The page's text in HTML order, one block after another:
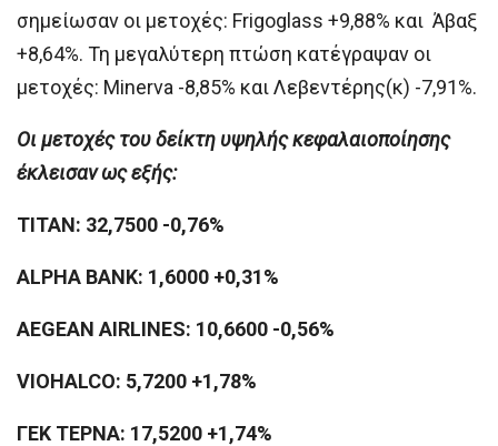
σημείωσαν οι μετοχές: Frigoglass +9,88% και Άβαξ
+8,64%. Τη μεγαλύτερη πτώση κατέγραψαν οι
μετοχές: Minerva -8,85% και Λεβεντέρης(κ) -7,91%.
Οι μετοχές του δείκτη υψηλής κεφαλαιοποίησης
έκλεισαν ως εξής:
ΤΙΤΑΝ: 32,7500 -0,76%
ALPHA BANK: 1,6000 +0,31%
AEGEAN AIRLINES: 10,6600 -0,56%
VIOHALCO: 5,7200 +1,78%
ΓΕΚ ΤΕΡΝΑ: 17,5200 +1,74%